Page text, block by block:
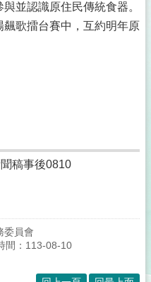
並認識原住民傳統食器。
歌擂台賽中，互約明年原
稿事後0810
委員會
間：113-08-10